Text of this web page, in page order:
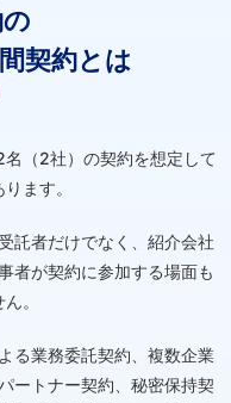
契約とは
（2社）の契約を想定して
ます。
託者だけでなく、紹介会社
者が契約に参加する場面も
。
る業務委託契約、複数企業
ートナー契約、秘密保持契